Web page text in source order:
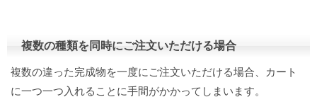
複数の種類を同時にご注文いただける場合
複数の違った完成物を一度にご注文いただける場合、カート
に一つ一つ入れることに手間がかかってしまいます。